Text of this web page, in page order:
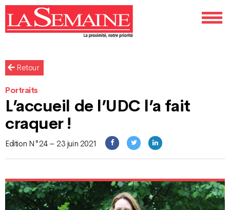
Retour
Portraits
L’accueil de l’UDC l’a fait
craquer !
Edition N°24 – 23 juin 2021